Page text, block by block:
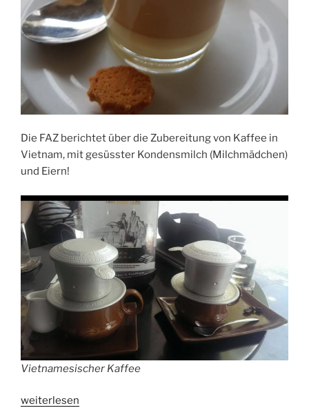
Die FAZ berichtet über die Zubereitung von Kaffee in
Vietnam, mit gesüsster Kondensmilch (Milchmädchen)
und Eiern!
Vietnamesischer Kaffee
„Kaffee
weiterlesen